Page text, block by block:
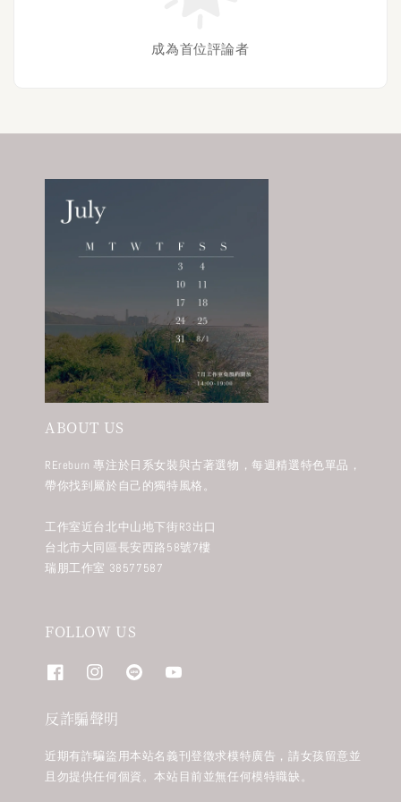
成為首位評論者
ABOUT US
REreburn 專注於日系女裝與古著選物，每週精選特色單品，
帶你找到屬於自己的獨特風格。
工作室近台北中山地下街R3出口
台北市大同區長安西路58號7樓
瑞朋工作室 38577587
FOLLOW US
反詐騙聲明
近期有詐騙盜用本站名義刊登徵求模特廣告，請女孩留意並
且勿提供任何個資。本站目前並無任何模特職缺。